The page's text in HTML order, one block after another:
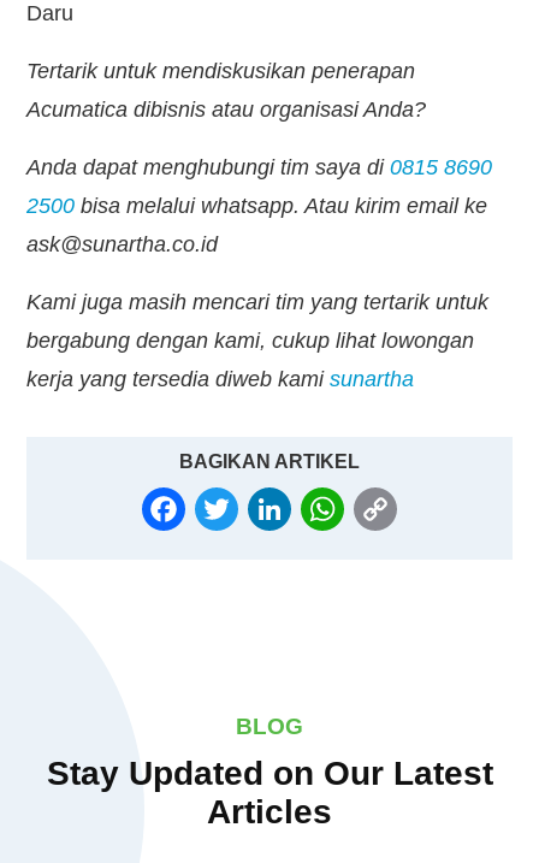
Daru
Tertarik untuk mendiskusikan penerapan
Acumatica dibisnis atau organisasi Anda?
Anda dapat menghubungi tim saya di0815 8690
2500 bisa melalui whatsapp. Atau kirim email ke
ask@sunartha.co.id
Kami juga masih mencari tim yang tertarik untuk
bergabung dengan kami, cukup lihat lowongan
kerja yang tersedia diweb kamisunartha
BAGIKAN ARTIKEL
FACEBOOK
TWITTERLINKEDINWHATSAPP
BLOG
Stay Updated on Our Latest
Articles